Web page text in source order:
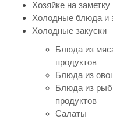
Хозяйке на заметку
Холодные блюда и
Холодные закуски
Блюда из
продуктов
Блюда из
Блюда из
продуктов
Салаты